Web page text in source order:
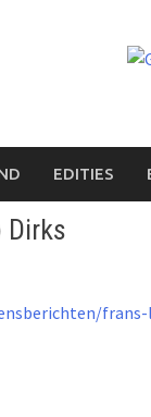
EDITIES
Dirks